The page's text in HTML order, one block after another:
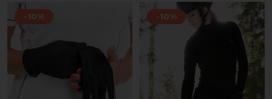
-10% -10%